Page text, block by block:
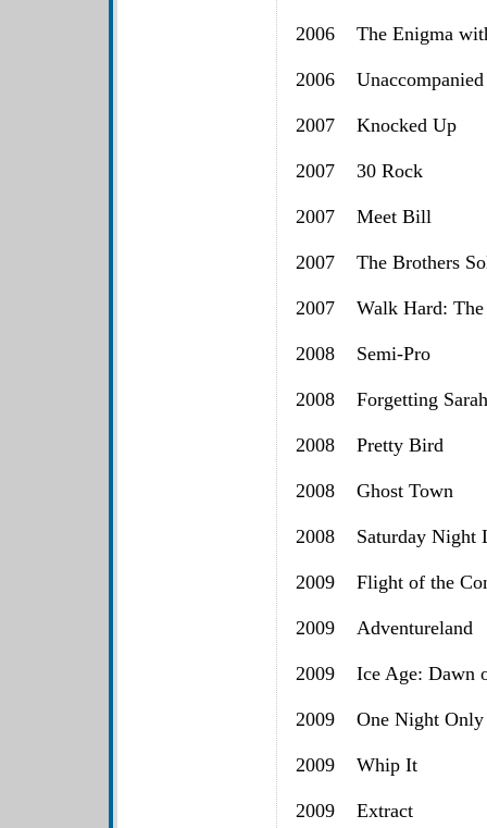
2006 The Enigma
2006
2007 Knocked Up
2007 30 Rock
2007 Meet Bill
2007 The Brothers
2007 Walk Hard: The
2008 Semi-Pro
2008 Forgetting
2008 Pretty Bird
2008 Ghost Town
2008 Saturday Night
2009 Flight of the
2009 Adventureland
2009 Ice Age: Dawn
2009 One Night Only
2009 Whip It
2009 Extract